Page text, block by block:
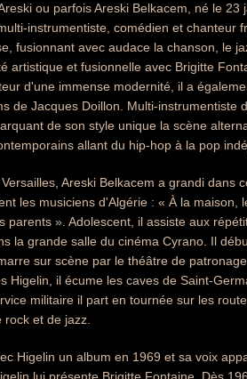
ou parfois Areski Belkacem, né le
instrumentiste, comédien et
fusionnant avec audace la chanson, le
artistique et fusionnelle avec Brigitte
d'une immense modernité, il a
de Jacques Doillon. Multi-
de son style unique la scène
allant du hip-hop à la pop
Areski Belkacem a grandi dans
les musiciens d'Algérie : « À la maison,
parents ». Adolescent, il assiste aux
la grande salle du cinéma Cyrano. Il
sur scène par le théâtre de
Higelin, il écume les caves de Saint-
militaire il part en tournée sur les
et de jazz.
Higelin un album en 1969 et sa voix